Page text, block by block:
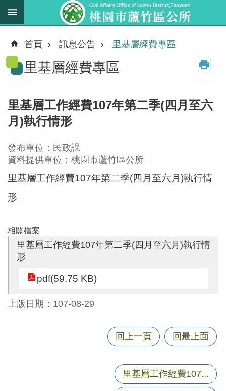
跳到主要內容區塊
新
消
息
務
職
掌
法
規
資
料
搜
尋
竹
區
首頁 訊息公告 里基層經費專區
里基層經費專區
里基層工作經費107年第二季(四月至六
月)執行情形
發布單位：民政課
資料提供單位：桃園市蘆竹區公所
里基層工作經費107年第二季(四月至六月)執行情
形
相關檔案
里基層工作經費107年第二季(四月至六月)執行情
形
pdf(59.75 KB)
上版日期：107-08-29
回上一頁 回最上面
里基層工作經費107...